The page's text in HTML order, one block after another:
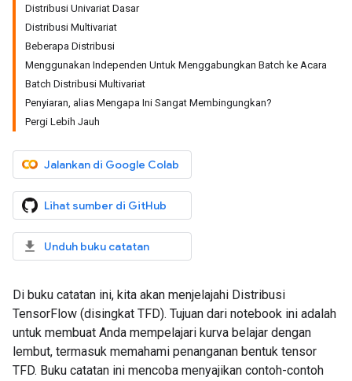
Distribusi Univariat Dasar
Distribusi Multivariat
Beberapa Distribusi
Menggunakan Independen Untuk Menggabungkan Batch ke Acara
Batch Distribusi Multivariat
Penyiaran, alias Mengapa Ini Sangat Membingungkan?
Pergi Lebih Jauh
Jalankan di Google Colab
Lihat sumber di GitHub
Unduh buku catatan
Di buku catatan ini, kita akan menjelajahi Distribusi
TensorFlow (disingkat TFD). Tujuan dari notebook ini adalah
untuk membuat Anda mempelajari kurva belajar dengan
lembut, termasuk memahami penanganan bentuk tensor
TFD. Buku catatan ini mencoba menyajikan contoh-contoh